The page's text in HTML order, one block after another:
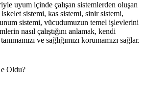
uyum içinde çalışan sistemlerden oluşan
İskelet sistemi, kas sistemi, sinir sistemi,
sistemi, vücudumuzun temel işlevlerini
nasıl çalıştığını anlamak, kendi
ve sağlığımızı korumamızı sağlar.
Oldu?